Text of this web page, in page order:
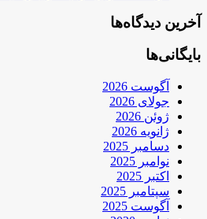
آخرین دیدگاه‌ها
بایگانی‌ها
آگوست 2026
جولای 2026
ژوئن 2026
ژانویه 2026
دسامبر 2025
نوامبر 2025
اکتبر 2025
سپتامبر 2025
آگوست 2025